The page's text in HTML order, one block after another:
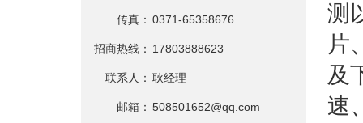
传真： 0371-65358676
招商热线： 17803888623
联系人： 耿经理
邮箱： 508501652@qq.com
测
片
及
速